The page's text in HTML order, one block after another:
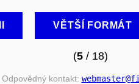
VĚTŠÍ FORMÁT
(5/ 18)
Odpovědný kontakt: webmaster@fi